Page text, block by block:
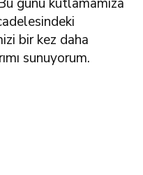
bir kez daha
sunuyorum.